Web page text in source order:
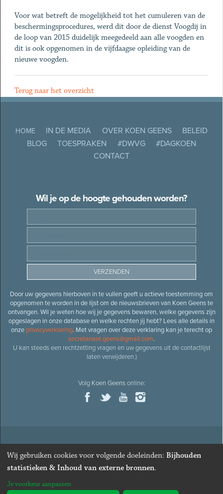
Voor wat betreft de mogelijkheid tot het cumuleren van de
beschermingsprocedures, werd dit door de dienst Voogdij in
de loop van 2015 duidelijk meegedeeld aan alle voogden en
dit is ook opgenomen in de vijfdaagse opleiding van de
nieuwe voogden.
Terug naar het overzicht
HOME IN DE MEDIA OVER KOEN GEENS
BELEID
BLOG
TOESPRAKEN #DWVG
#DAGKOEN
CONTACT
Wil je op de hoogte gehouden worden?
Door uw gegevens hierboven in te vullen geeft u actieve toestemming om
opgenomen te worden in de lijst om de nieuwsbrieven van Koen Geens te
ontvangen. Wil je weten hoe wij je gegevens bewaren, welke gegevens zijn
opgeslagen in onze database en welke rechten jij hebt? Lees alle details in
onze privacyverklaring. Met vragen over deze verklaring kan je terecht op
secretariaat.geens@gmail.com.
U kan steeds een rechtzetting vragen en uw gegevens uit de contactlijst
laten verwijderen.)
Volg Koen Geensonline:
© 2026Oud-minister en ere-volksvertegenwoordiger Koen
· Alle rechten voorbehouden · Cookies wijzigen
Webdesign&website ontwikkelingdoor Zenjoy in Leuven
Wij gebruiken cookies voor volgende doeleinden: Bijhouden
statistieken & Inhoud van externe bronnen.
Je voorkeur aanpassen